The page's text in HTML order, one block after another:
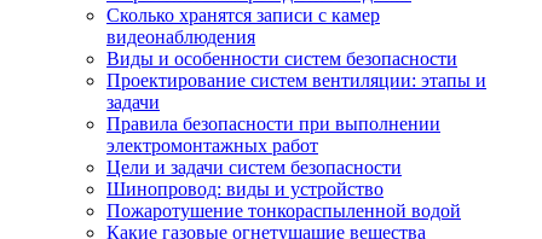
Сколько хранятся записи с камер
видеонаблюдения
Виды и особенности систем безопасности
Проектирование систем вентиляции: этапы и
задачи
Правила безопасности при выполнении
электромонтажных работ
Цели и задачи систем безопасности
Шинопровод: виды и устройство
Пожаротушение тонкораспыленной водой
Какие газовые огнетушащие вещества